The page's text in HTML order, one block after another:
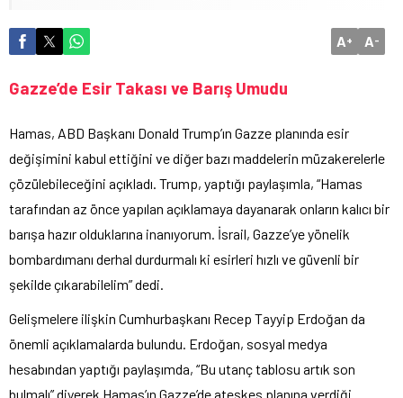
A+ A-
Gazze’de Esir Takası ve Barış Umudu
Hamas, ABD Başkanı Donald Trump’ın Gazze planında esir
değişimini kabul ettiğini ve diğer bazı maddelerin müzakerelerle
çözülebileceğini açıkladı. Trump, yaptığı paylaşımla, “Hamas
tarafından az önce yapılan açıklamaya dayanarak onların kalıcı bir
barışa hazır olduklarına inanıyorum. İsrail, Gazze’ye yönelik
bombardımanı derhal durdurmalı ki esirleri hızlı ve güvenli bir
şekilde çıkarabilelim” dedi.
Gelişmelere ilişkin Cumhurbaşkanı Recep Tayyip Erdoğan da
önemli açıklamalarda bulundu. Erdoğan, sosyal medya
hesabından yaptığı paylaşımda, “Bu utanç tablosu artık son
bulmalı” diyerek Hamas’ın Gazze’de ateşkes planına verdiği